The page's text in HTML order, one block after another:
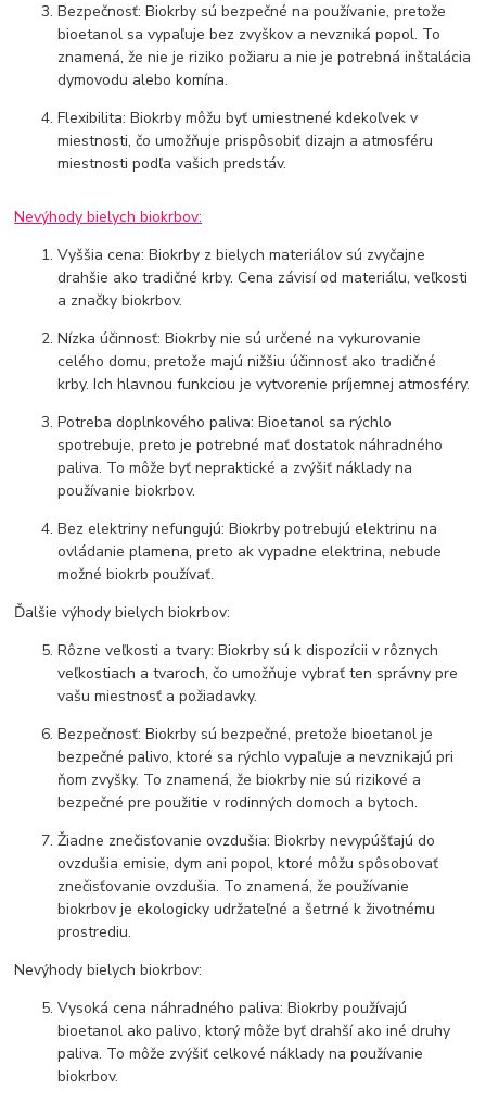
Bezpečnosť: Biokrby sú bezpečné na používanie, pretože
bioetanol sa vypaľuje bez zvyškov a nevzniká popol. To
znamená, že nie je riziko požiaru a nie je potrebná inštalácia
dymovodu alebo komína.
Flexibilita: Biokrby môžu byť umiestnené kdekoľvek v
miestnosti, čo umožňuje prispôsobiť dizajn a atmosféru
miestnosti podľa vašich predstáv.
Nevýhody bielych biokrbov:
Vyššia cena: Biokrby z bielych materiálov sú zvyčajne
drahšie ako tradičné krby. Cena závisí od materiálu, veľkosti
a značky biokrbov.
Nízka účinnosť: Biokrby nie sú určené na vykurovanie
celého domu, pretože majú nižšiu účinnosť ako tradičné
krby. Ich hlavnou funkciou je vytvorenie príjemnej atmosféry.
Potreba doplnkového paliva: Bioetanol sa rýchlo
spotrebuje, preto je potrebné mať dostatok náhradného
paliva. To môže byť nepraktické a zvýšiť náklady na
používanie biokrbov.
Bez elektriny nefungujú: Biokrby potrebujú elektrinu na
ovládanie plamena, preto ak vypadne elektrina, nebude
možné biokrb používať.
Ďalšie výhody bielych biokrbov:
Rôzne veľkosti a tvary: Biokrby sú k dispozícii v rôznych
veľkostiach a tvaroch, čo umožňuje vybrať ten správny pre
vašu miestnosť a požiadavky.
Bezpečnosť: Biokrby sú bezpečné, pretože bioetanol je
bezpečné palivo, ktoré sa rýchlo vypaľuje a nevznikajú pri
ňom zvyšky. To znamená, že biokrby nie sú rizikové a
bezpečné pre použitie v rodinných domoch a bytoch.
Žiadne znečisťovanie ovzdušia: Biokrby nevypúšťajú do
ovzdušia emisie, dym ani popol, ktoré môžu spôsobovať
znečisťovanie ovzdušia. To znamená, že používanie
biokrbov je ekologicky udržateľné a šetrné k životnému
prostrediu.
Nevýhody bielych biokrbov:
Vysoká cena náhradného paliva: Biokrby používajú
bioetanol ako palivo, ktorý môže byť drahší ako iné druhy
paliva. To môže zvýšiť celkové náklady na používanie
biokrbov.